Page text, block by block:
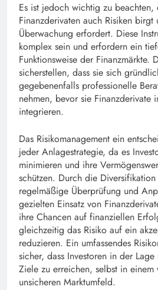
Es ist jedoch wichtig zu beachten,
Finanzderivaten auch Risiken
Überwachung erfordert. Diese
komplex sein und erfordern ein
Funktionsweise der Finanzmärkte.
sicherstellen, dass sie sich
gegebenenfalls professionelle
nehmen, bevor sie Finanzderivate
integrieren.
Das Risikomanagement ein
jeder Anlagestrategie, da es
minimieren und ihre
schützen. Durch die
regelmäßige Überprüfung und
gezielten Einsatz von
ihre Chancen auf finanziellen
gleichzeitig das Risiko auf ein
reduzieren. Ein umfassendes
sicher, dass Investoren in der
Ziele zu erreichen, selbst in einem
unsicheren Marktumfeld.